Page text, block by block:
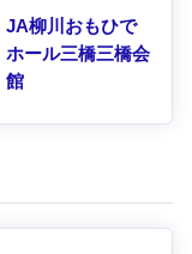
JA柳川おもひで
ホール三橋三橋会
館